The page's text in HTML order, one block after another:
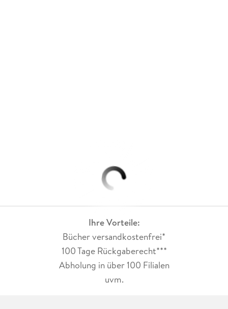
Ihre Vorteile:
Bücher versandkostenfrei*
100 Tage Rückgaberecht***
Abholung in über 100 Filialen
uvm.